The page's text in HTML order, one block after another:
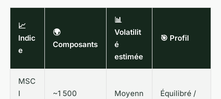
📈
Indic
e
🌍
Composants
📊
Volatilit
é
estimée
🎯 Profil
MSC
I
~1 500
Moyenn
Équilibré /